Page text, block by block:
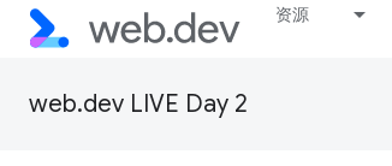
资源
web.dev LIVE Day 2